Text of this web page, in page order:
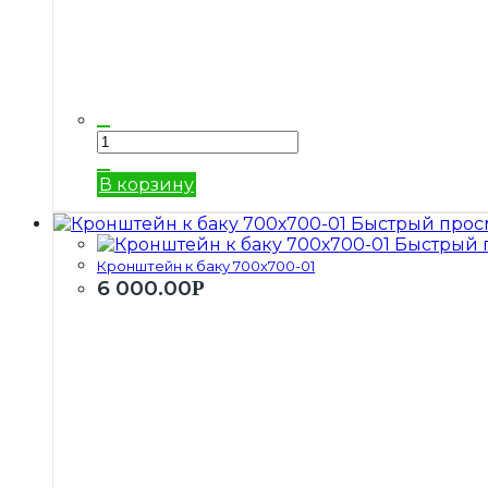
В корзину
Быстрый
Быстрый
Кронштейн к баку 700х700-01
6 000.00Р